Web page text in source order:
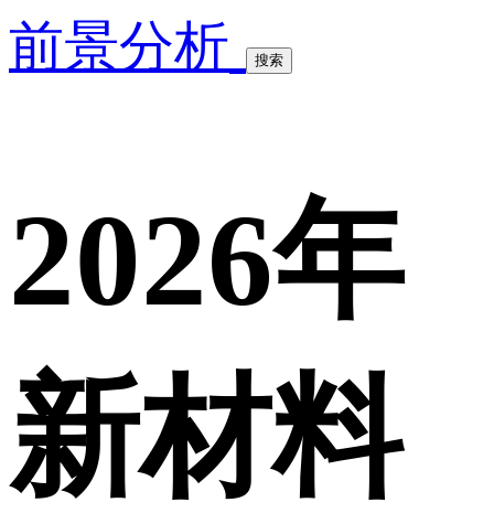
前景分析
搜索
2026年
新材料